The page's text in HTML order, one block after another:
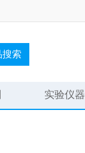
搜索
实验仪器